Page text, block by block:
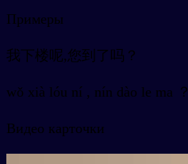
Примеры
我下楼呢,您到了吗？
wǒ xià lóu ní , nín dào le ma ？
Видео карточки